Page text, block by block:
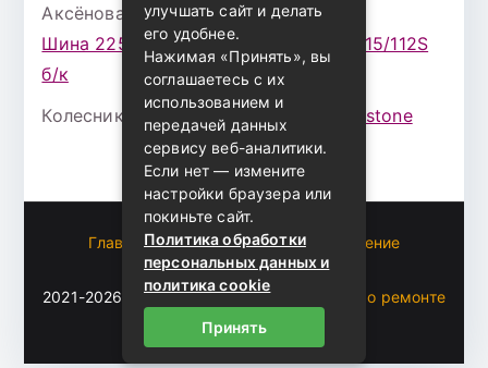
Аксёнова Адельк записи
Шина 225/75 Р-16 Nokian Rotiva HT 115/112S
б/к
Колесникова Аурикак записи Bridgestone
Главная
Пользовательское соглашение
Карта сайта
2021-2026 (c)Автоблог Владомира — все о ремонте
и эксплуатации авто
улучшать сайт и делать
его удобнее.
Нажимая «Принять», вы
соглашаетесь с их
использованием и
передачей данных
сервису веб-аналитики.
Если нет — измените
настройки браузера или
покиньте сайт.
Политика обработки
персональных данных и
политика cookie
Принять